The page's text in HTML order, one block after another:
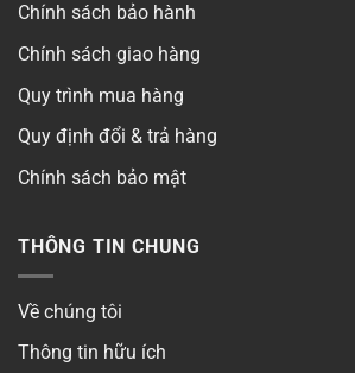
Chính sách bảo hành
Chính sách giao hàng
Quy trình mua hàng
Quy định đổi & trả hàng
Chính sách bảo mật
THÔNG TIN CHUNG
Về chúng tôi
Thông tin hữu ích